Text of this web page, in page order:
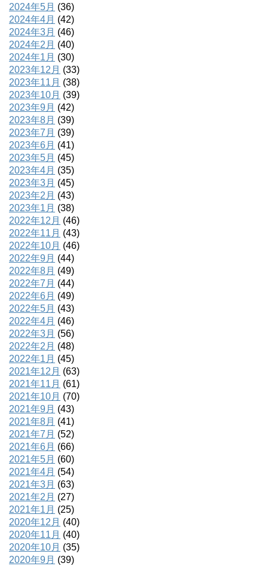
2024年5月 (36)
2024年4月 (42)
2024年3月 (46)
2024年2月 (40)
2024年1月 (30)
2023年12月 (33)
2023年11月 (38)
2023年10月 (39)
2023年9月 (42)
2023年8月 (39)
2023年7月 (39)
2023年6月 (41)
2023年5月 (45)
2023年4月 (35)
2023年3月 (45)
2023年2月 (43)
2023年1月 (38)
2022年12月 (46)
2022年11月 (43)
2022年10月 (46)
2022年9月 (44)
2022年8月 (49)
2022年7月 (44)
2022年6月 (49)
2022年5月 (43)
2022年4月 (46)
2022年3月 (56)
2022年2月 (48)
2022年1月 (45)
2021年12月 (63)
2021年11月 (61)
2021年10月 (70)
2021年9月 (43)
2021年8月 (41)
2021年7月 (52)
2021年6月 (66)
2021年5月 (60)
2021年4月 (54)
2021年3月 (63)
2021年2月 (27)
2021年1月 (25)
2020年12月 (40)
2020年11月 (40)
2020年10月 (35)
2020年9月 (39)